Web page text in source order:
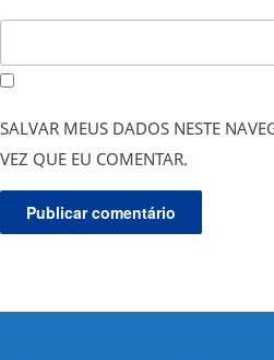
SALVAR MEUS DADOS NESTE
VEZ QUE EU COMENTAR.